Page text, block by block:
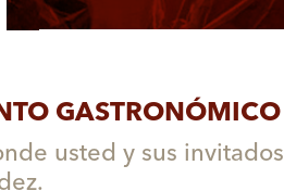
GASTRONÓMICO
usted y sus invitados